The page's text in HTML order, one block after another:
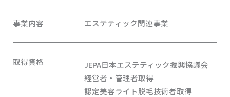
事業内容 エステティック関連事業
取得資格
JEPA日本エステティック振興協議会
経営者・管理者取得
認定美容ライト脱毛技術者取得